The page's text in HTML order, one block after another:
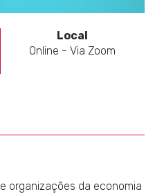
Local
Online - Via Zoom
organizações da economia